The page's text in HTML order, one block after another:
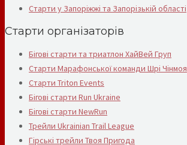
Старти у Запоріжжі та Запорізькій області
Старти організаторів
Бігові старти та триатлон ХайВей Груп
Старти Марафонської команди Шрі Чінмоя
Старти Triton Events
Бігові старти Run Ukraine
Бігові старти NewRun
Трейли Ukrainian Trail League
Гірські трейли Твоя Пригода